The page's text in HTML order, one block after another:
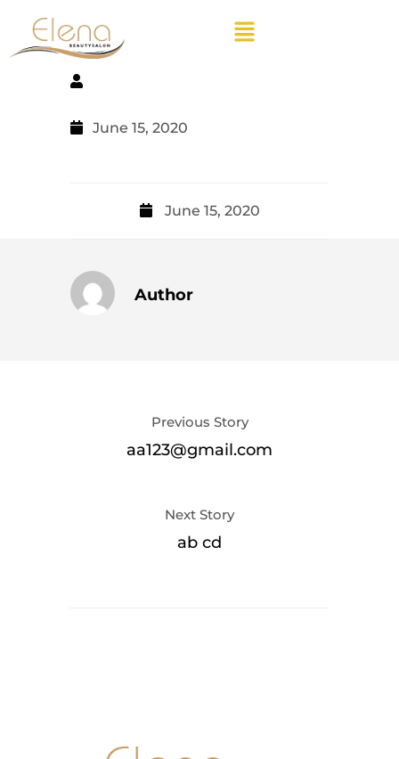
June 15, 2020
June 15, 2020
Author
Previous Story
aa123@gmail.com
Next Story
ab cd